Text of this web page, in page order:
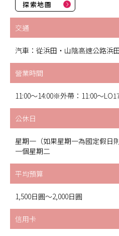
探索地圖
交通
汽車：從浜田・山陰高速公路浜
營業時間
11:00～14:00※外帶：11:00～
公休日
星期一（如果星期一為國定假日
一個星期二
平均預算
1,500日圓～2,000日圓
信用卡